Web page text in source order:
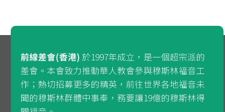
前線差會(香港) 於1997年成立，是一個超宗派的
差會。本會致力推動華人教會參與穆斯林福音工
作；熱切招募更多的精英，前往世界各地福音未
聞的穆斯林群體中事奉，務要讓19億的穆斯林得